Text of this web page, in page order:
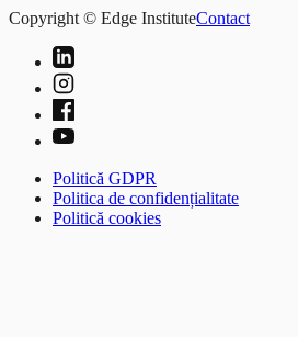
Copyright © Edge InstituteContact
Politică GDPR
Politica de confidențialitate
Politică cookies